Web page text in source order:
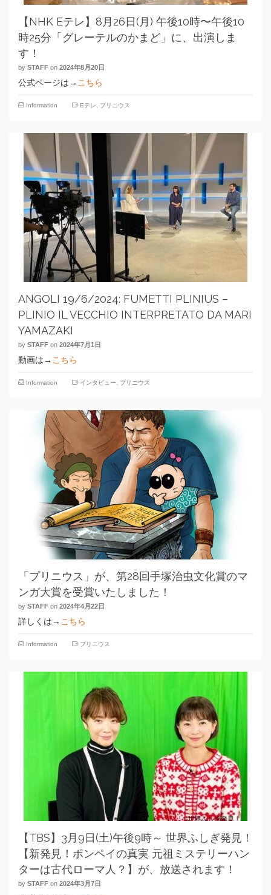
【NHK Eテレ】8月26日(月) 午後10時〜午後10
時25分「グレーテルのかまど」に、出演しま
す！
by STAFF on 2024年8月20日
公式ページは→ こちら
Information Eテレ プリニウス
ANGOLI 19/6/2024: FUMETTI PLINIUS –
PLINIO IL VECCHIO INTERPRETATO DA MARI
YAMAZAKI
by STAFF on 2024年7月1日
動画は→ こちら
Information インタビュー プリニウス
「プリニウス」が、第28回手塚治虫文化賞のマ
ンガ大賞を受賞いたしました！
by STAFF on 2024年4月22日
詳しくは→ こちら
Information プリニウス
【TBS】3月9日(土)午後9時～ 世界ふしぎ発見！
【新発見！ポンペイの真実 元祖ミステリーハン
ターは古代ローマ人？】が、放送されます！
by STAFF on 2024年3月7日